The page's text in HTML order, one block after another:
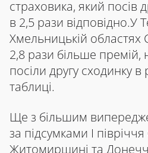
страховика, який посів
в 2,5 рази відповідно.У
Хмельницькій областях
2,8 рази більше премій,
посіли другу сходинку в
таблиці.
Ще з більшим
за підсумками І
Житомирщині та